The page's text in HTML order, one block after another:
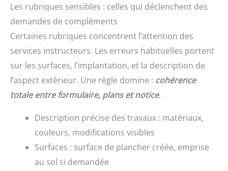
Les rubriques sensibles : celles qui déclenchent des
demandes de compléments
Certaines rubriques concentrent l’attention des
services instructeurs. Les erreurs habituelles portent
sur les surfaces, l’implantation, et la description de
l’aspect extérieur. Une règle domine : cohérence
totale entre formulaire, plans et notice.
Description précise des travaux : matériaux,
couleurs, modifications visibles
Surfaces : surface de plancher créée, emprise
au sol si demandée